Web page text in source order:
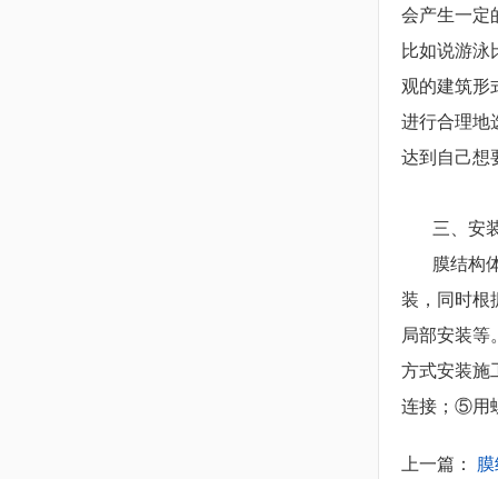
会产生一定
比如说游泳
观的建筑形
进行合理地
达到自己想
三、安
膜结构体
装，同时根
局部安装
方式安装
连接；⑤用
上一篇：